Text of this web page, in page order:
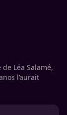
Léa Salamé,
l’aurait